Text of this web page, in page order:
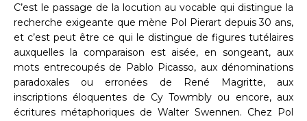
C’est le passage de la locution au vocable qui distingue la
recherche exigeante que mène Pol Pierart depuis 30 ans,
et c’est peut être ce qui le distingue de figures tutélaires
auxquelles la comparaison est aisée, en songeant, aux
mots entrecoupés de Pablo Picasso, aux dénominations
paradoxales ou erronées de René Magritte, aux
inscriptions éloquentes de Cy Towmbly ou encore, aux
écritures métaphoriques de Walter Swennen. Chez Pol